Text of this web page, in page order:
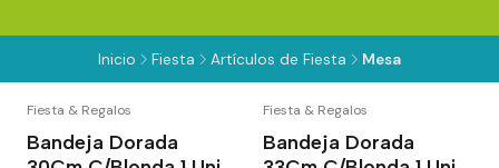
Inicio Fiesta Artículos de Fiesta Mesa
Fiesta & Regalos
Bandeja Dorada
Fiesta & Regalos
Bandeja Dorada